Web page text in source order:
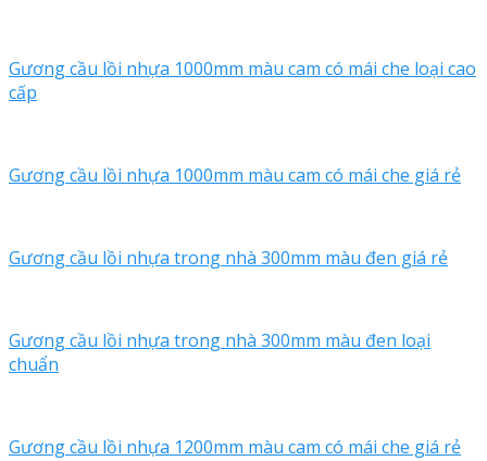
Gương cầu lồi nhựa 1000mm màu cam có mái che loại cao
cấp
Gương cầu lồi nhựa 1000mm màu cam có mái che giá rẻ
Gương cầu lồi nhựa trong nhà 300mm màu đen giá rẻ
Gương cầu lồi nhựa trong nhà 300mm màu đen loại
chuẩn
Gương cầu lồi nhựa 1200mm màu cam có mái che giá rẻ